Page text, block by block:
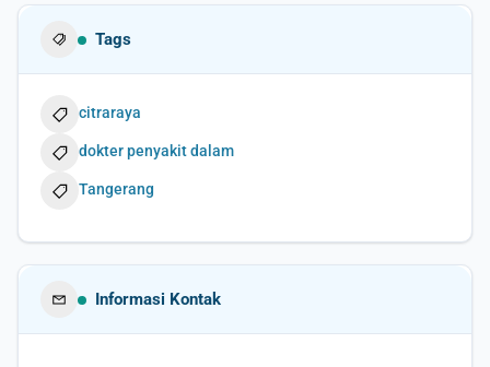
Tags
citraraya
dokter penyakit dalam
Tangerang
Informasi Kontak